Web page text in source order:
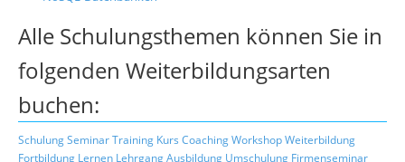
Alle Schulungsthemen können Sie in
folgenden Weiterbildungsarten
buchen:
SchulungSeminarTraining Kurs CoachingWorkshopWeiterbildung
Fortbildung Lernen LehrgangAusbildung Umschulung Firmenseminar